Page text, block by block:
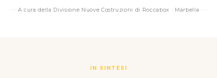
A cura della Divisione Nuove Costruzioni di Roccabox · Marbella
IN SINTESI